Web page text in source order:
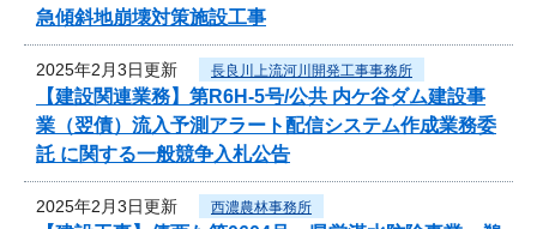
急傾斜地崩壊対策施設工事
2025年2月3日更新 長良川上流河川開発工事事務所
【建設関連業務】第R6H-5号/公共 内ケ谷ダム建設事
業（翌債）流入予測アラート配信システム作成業務委
託 に関する一般競争入札公告
2025年2月3日更新 西濃農林事務所